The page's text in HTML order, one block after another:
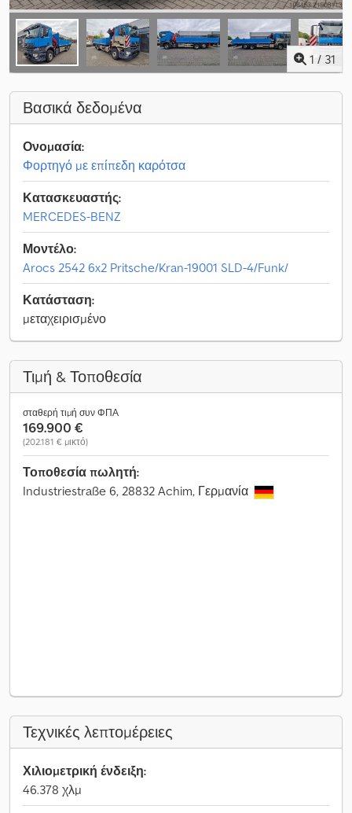
1 / 31
Βασικά δεδομένα
Ονομασία:
Φορτηγό με επίπεδη καρότσα
Κατασκευαστής:
MERCEDES-BENZ
Μοντέλο:
Arocs 2542 6x2 Pritsche/Kran-19001 SLD-4/Funk/
Κατάσταση:
μεταχειρισμένο
Τιμή & Τοποθεσία
σταθερή τιμή συν ΦΠΑ
169.900 €
(202.181 € μικτό)
Τοποθεσία πωλητή:
Industriestraße 6, 28832 Achim, Γερμανία
Τεχνικές λεπτομέρειες
Χιλιομετρική ένδειξη:
46.378 χλμ